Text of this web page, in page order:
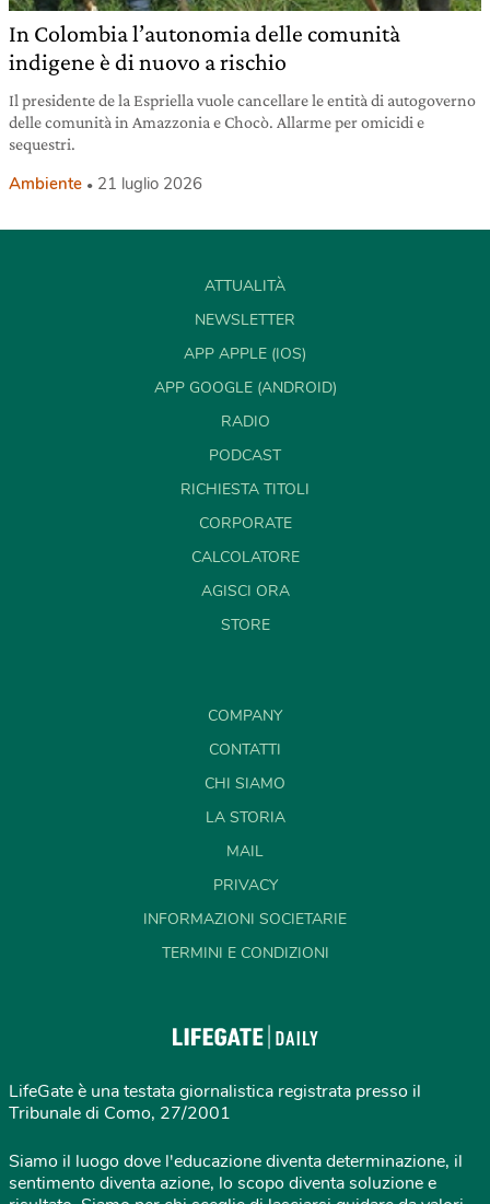
In Colombia l’autonomia delle comunità
indigene è di nuovo a rischio
Il presidente de la Espriella vuole cancellare le entità di autogoverno
delle comunità in Amazzonia e Chocò. Allarme per omicidi e
sequestri.
Ambiente 21 luglio 2026
ATTUALITÀ
NEWSLETTER
APP APPLE (IOS)
APP GOOGLE (ANDROID)
RADIO
PODCAST
RICHIESTA TITOLI
CORPORATE
CALCOLATORE
AGISCI ORA
STORE
COMPANY
CONTATTI
CHI SIAMO
LA STORIA
MAIL
PRIVACY
INFORMAZIONI SOCIETARIE
TERMINI E CONDIZIONI
LifeGate è una testata giornalistica registrata presso il
Tribunale di Como, 27/2001
Siamo il luogo dove l'educazione diventa determinazione, il
sentimento diventa azione, lo scopo diventa soluzione e